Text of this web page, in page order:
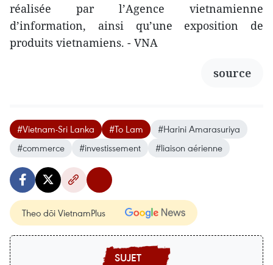
réalisée par l’Agence vietnamienne
d’information, ainsi qu’une exposition de
produits vietnamiens. - VNA
source
#Vietnam-Sri Lanka #To Lam
#Harini Amarasuriya
#commerce
#investissement #liaison aérienne
Theo dõi VietnamPlus